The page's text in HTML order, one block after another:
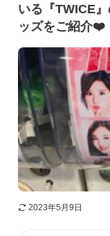
いる『TWICE
ッズをご紹介❤️
2023年5月9日